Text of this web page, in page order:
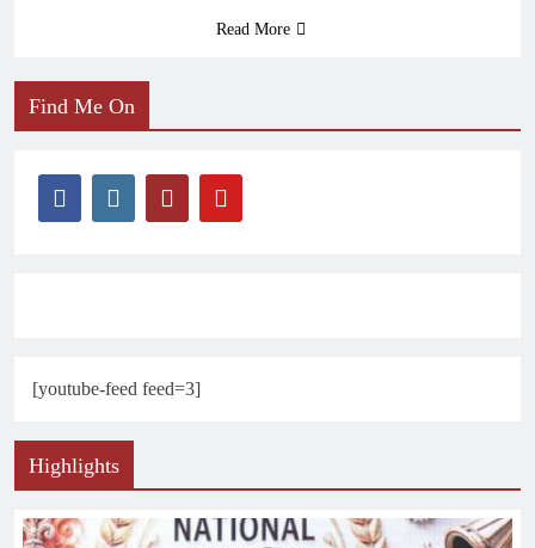
Read More
Find Me On
[youtube-feed feed=3]
Highlights